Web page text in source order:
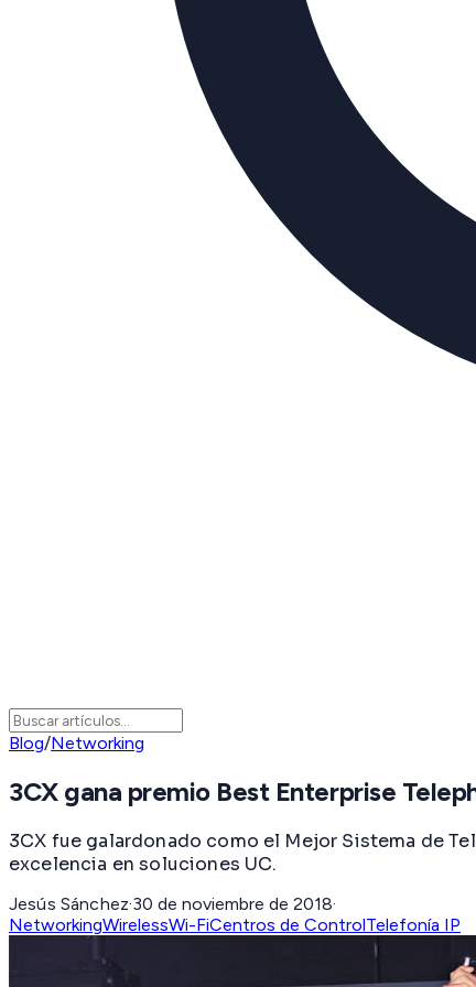
Blog/Networking
3CX gana premio Best Enterprise
3CX fue galardonado como el Mejor Sistema de
excelencia en soluciones UC.
Jesús Sánchez·30 de noviembre de 2018·
NetworkingWirelessWi-FiCentros de ControlTelefonía IP